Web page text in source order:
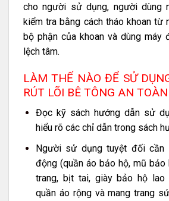
cho người sử dụng, người dùng
kiểm tra bằng cách tháo khoan từ
bộ phận của khoan và dùng máy
lệch tâm.
LÀM THẾ NÀO ĐỂ SỬ
RÚT LÕI BÊ TÔNG AN
Đọc kỹ sách hướng dẫn sử
hiểu rõ các chỉ dẫn trong sách
Người sử dụng tuyệt đối cần
động (quần áo bảo hộ, mũ bảo
trang, bịt tai, giày bảo hộ lao
quần áo rộng và mang trang